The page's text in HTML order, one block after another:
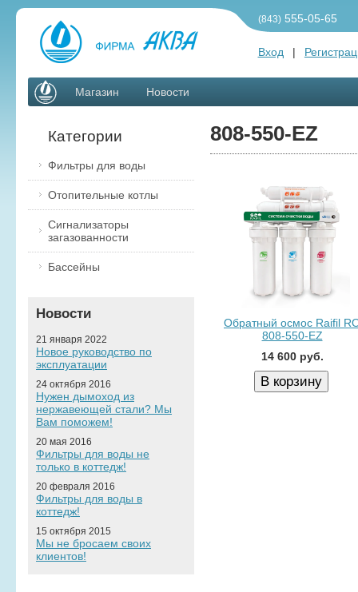
(843)555-05-65
Вход |
Магазин Новости
808-550-EZ
Обратный осмос Raifil
808-550-EZ
14 600 руб.
Категории
Фильтры для воды
Отопительные котлы
Сигнализаторы
загазованности
Бассейны
Новости
21 января 2022
Новое руководство по
эксплуатации
24 октября 2016
Нужен дымоход из
нержавеющей стали? Мы
Вам поможем!
20 мая 2016
Фильтры для воды не
только в коттедж!
20 февраля 2016
Фильтры для воды в
коттедж!
15 октября 2015
Мы не бросаем своих
клиентов!